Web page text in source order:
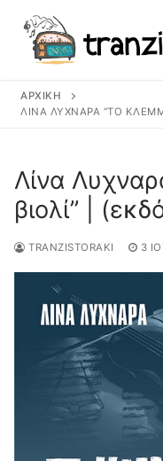
περιεχόμενο
ΑΡΧΙΚΉ
ΛΊΝΑ ΛΥΧΝΑΡΆ “ΤΟ
Λίνα
βιολί” |
TRANZISTORAKI 3